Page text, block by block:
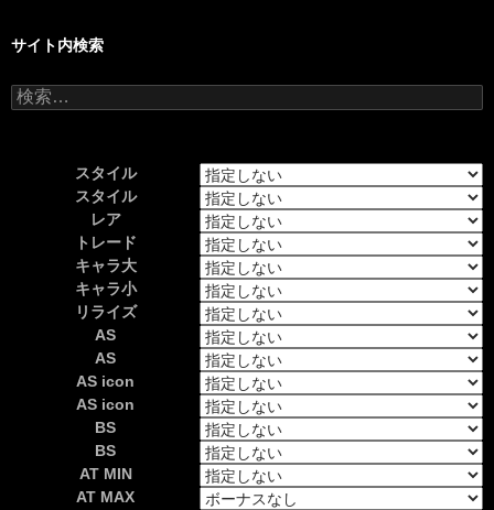
サイト内検索
検
索:
スタイル
スタイル
レア
トレード
キャラ大
キャラ小
リライズ
AS
AS
AS icon
AS icon
BS
BS
AT MIN
AT MAX